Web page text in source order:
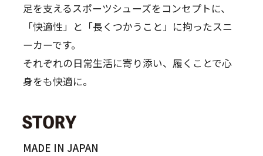
足を支えるスポーツシューズをコンセプトに、
「快適性」と「長くつかうこと」に拘ったスニ
ーカーです。
それぞれの日常生活に寄り添い、履くことで心
身をも快適に。
MADE IN JAPAN